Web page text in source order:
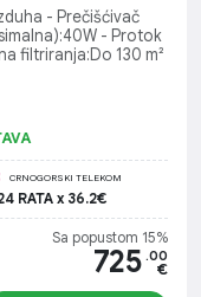
- Prečišćivač
- Protok
filtriranja:Do 130 m²
CRNOGORSKI TELEKOM
RATA x 36.2€
Sa popustom 15%
725 .00
€